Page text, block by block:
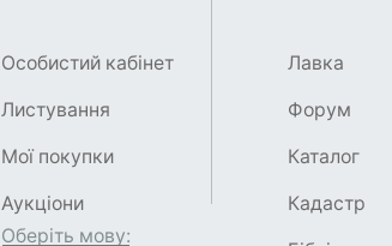
Особистий кабінет
Листування
Мої покупки
Аукціони
Оберіть мову:
Лавка
Форум
Каталог
Кадастр